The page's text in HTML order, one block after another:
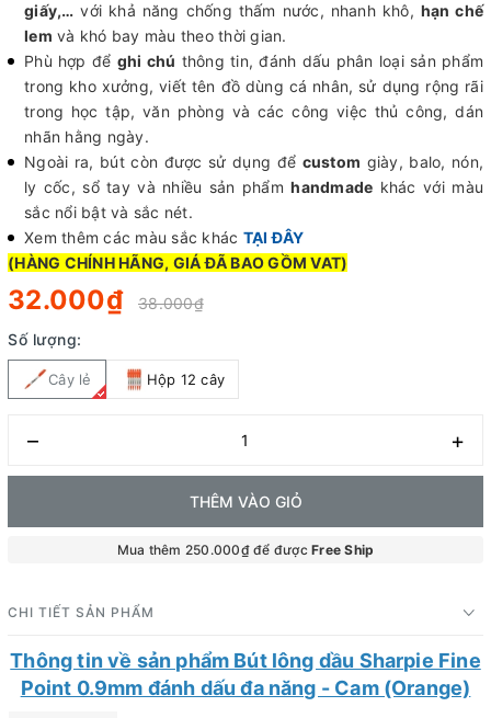
giấy,… với khả năng chống thấm nước, nhanh khô, hạn chế
lem và khó bay màu theo thời gian.
Phù hợp để ghi chú thông tin, đánh dấu phân loại sản phẩm
trong kho xưởng, viết tên đồ dùng cá nhân, sử dụng rộng rãi
trong học tập, văn phòng và các công việc thủ công, dán
nhãn hằng ngày.
Ngoài ra, bút còn được sử dụng để custom giày, balo, nón,
ly cốc, sổ tay và nhiều sản phẩmhandmade khác với màu
sắc nổi bật và sắc nét.
Xem thêm các màu sắc khác TẠI ĐÂY
(HÀNG CHÍNH HÃNG, GIÁ ĐÃ BAO GỒM VAT)
32.000₫
38.000₫
Số lượng:
Cây lẻ Hộp 12 cây
– +
THÊM VÀO GIỎ
Mua thêm 250.000₫ để đượcFree Ship
CHI TIẾT SẢN PHẨM
Thông tin về sản phẩm Bút lông dầu Sharpie Fine
Point 0.9mm đánh dấu đa năng - Cam (Orange)